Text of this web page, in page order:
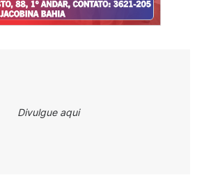
Divulgue aqui